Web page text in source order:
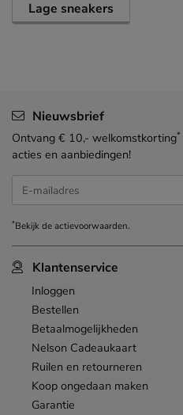
Lage sneakers
Klantenservice
Inloggen
Bestellen
Betaalmogelijkheden
Nelson Cadeaukaart
Ruilen en retourneren
Koop ongedaan maken
Garantie
Nieuwsbrief
Ontvang € 10,- welkomstkorting*
acties en aanbiedingen!
E-mailadres
*Bekijk deactievoorwaarden.